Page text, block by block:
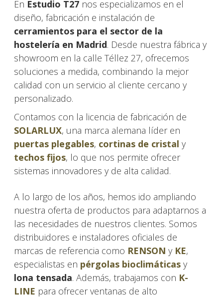
En Estudio T27 nos especializamos en el
diseño, fabricación e instalación de
cerramientos para el sector de la
hostelería en Madrid. Desde nuestra fábrica y
showroom en la calle Téllez 27, ofrecemos
soluciones a medida, combinando la mejor
calidad con un servicio al cliente cercano y
personalizado.
Contamos con la licencia de fabricación de
SOLARLUX, una marca alemana líder en
puertas plegables, cortinas de cristal y
techos fijos, lo que nos permite ofrecer
sistemas innovadores y de alta calidad.
A lo largo de los años, hemos ido ampliando
nuestra oferta de productos para adaptarnos a
las necesidades de nuestros clientes. Somos
distribuidores e instaladores oficiales de
marcas de referencia como RENSON y KE,
especialistas en pérgolas bioclimáticas y
lona tensada. Además, trabajamos con K-
LINE para ofrecer ventanas de alto